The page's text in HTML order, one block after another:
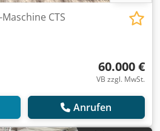
CTS
60.000 €
VB zzgl. MwSt.
Anrufen